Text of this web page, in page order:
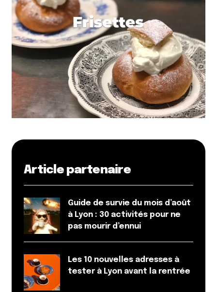
Article partenaire
Guide de survie du mois d’août
à Lyon : 30 activités pour ne
pas mourir d’ennui
Les 10 nouvelles adresses à
tester à Lyon avant la rentrée